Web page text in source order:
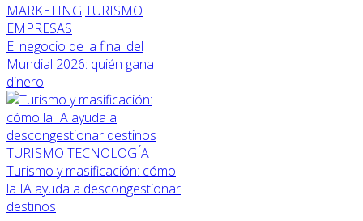
MARKETING TURISMO
EMPRESAS
El negocio de la final del
Mundial 2026: quién gana
dinero
TURISMO TECNOLOGÍA
Turismo y masificación: cómo
la IA ayuda a descongestionar
destinos